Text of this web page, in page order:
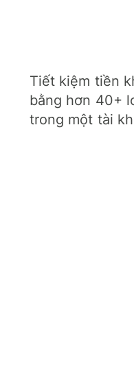
Tiết kiệm tiền
bằng hơn 40+
trong một tài